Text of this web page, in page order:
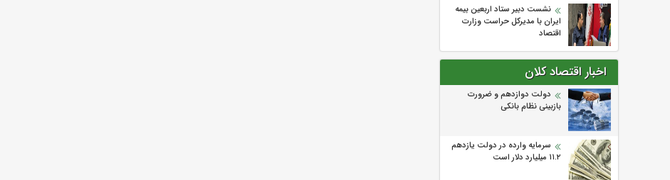
نشست دبیر ستاد اربعین بیمه
ایران با مدیرکل حراست وزارت
اقتصاد
اخبار اقتصاد کلان
دولت دوازدهم و ضرورت
بازبینی نظام بانکی
سرمایه وارده در دولت یازدهم
۱۱.۲ میلیارد دلار است